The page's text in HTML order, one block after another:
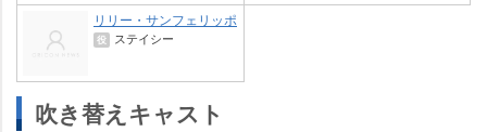
リリー・サンフェリッポ
役 ステイシー
吹き替えキャスト